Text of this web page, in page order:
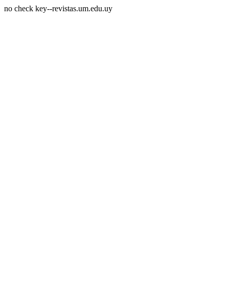
no check key--revistas.um.edu.uy